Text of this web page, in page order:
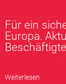
Für ein
Europa.
Weiterlesen